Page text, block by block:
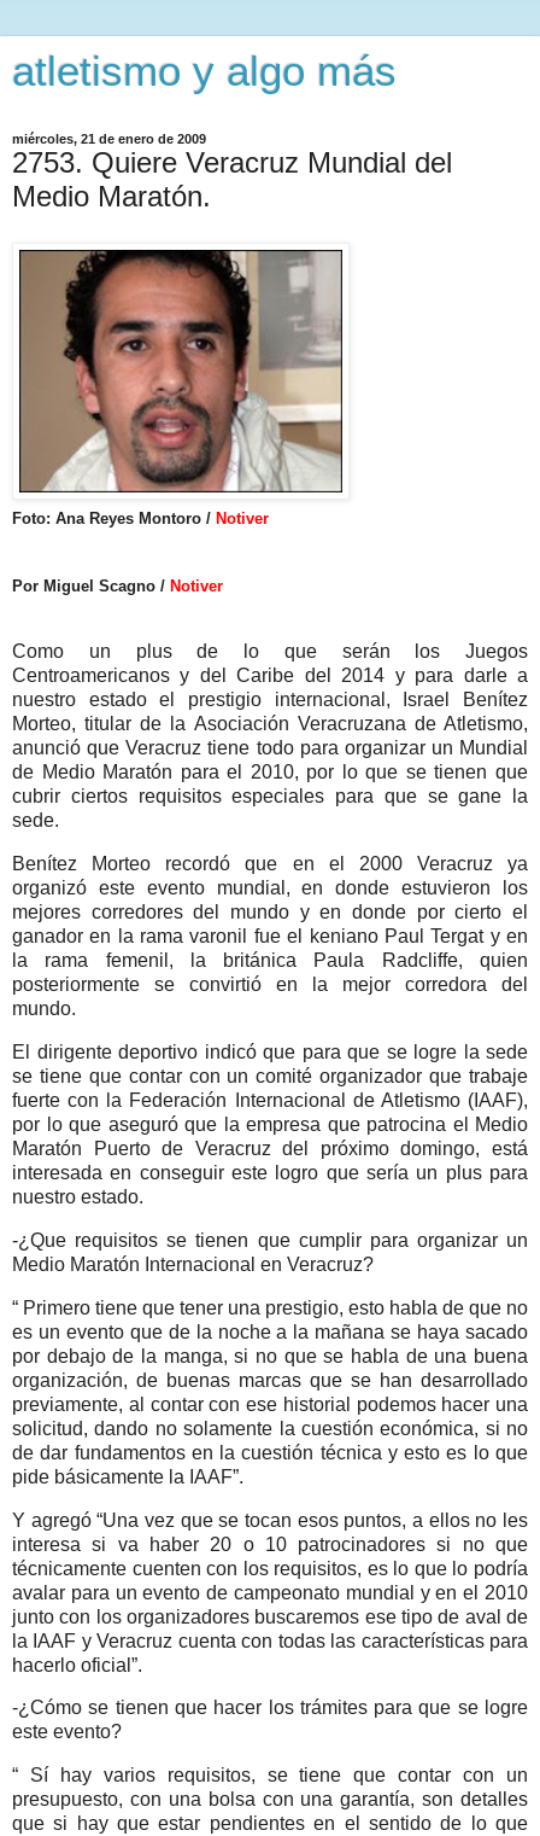
atletismo y algo más
miércoles, 21 de enero de 2009
2753. Quiere Veracruz Mundial del
Medio Maratón.
Foto: Ana Reyes Montoro / Notiver
Por Miguel Scagno / Notiver
Como un plus de lo que serán los Juegos
Centroamericanos y del Caribe del 2014 y para darle a
nuestro estado el prestigio internacional, Israel Benítez
Morteo, titular de la Asociación Veracruzana de Atletismo,
anunció que Veracruz tiene todo para organizar un Mundial
de Medio Maratón para el 2010, por lo que se tienen que
cubrir ciertos requisitos especiales para que se gane la
sede.
Benítez Morteo recordó que en el 2000 Veracruz ya
organizó este evento mundial, en donde estuvieron los
mejores corredores del mundo y en donde por cierto el
ganador en la rama varonil fue el keniano Paul Tergat y en
la rama femenil, la británica Paula Radcliffe, quien
posteriormente se convirtió en la mejor corredora del
mundo.
El dirigente deportivo indicó que para que se logre la sede
se tiene que contar con un comité organizador que trabaje
fuerte con la Federación Internacional de Atletismo (IAAF),
por lo que aseguró que la empresa que patrocina el Medio
Maratón Puerto de Veracruz del próximo domingo, está
interesada en conseguir este logro que sería un plus para
nuestro estado.
-¿Que requisitos se tienen que cumplir para organizar un
Medio Maratón Internacional en Veracruz?
“ Primero tiene que tener una prestigio, esto habla de que no
es un evento que de la noche a la mañana se haya sacado
por debajo de la manga, si no que se habla de una buena
organización, de buenas marcas que se han desarrollado
previamente, al contar con ese historial podemos hacer una
solicitud, dando no solamente la cuestión económica, si no
de dar fundamentos en la cuestión técnica y esto es lo que
pide básicamente la IAAF”.
Y agregó “Una vez que se tocan esos puntos, a ellos no les
interesa si va haber 20 o 10 patrocinadores si no que
técnicamente cuenten con los requisitos, es lo que lo podría
avalar para un evento de campeonato mundial y en el 2010
junto con los organizadores buscaremos ese tipo de aval de
la IAAF y Veracruz cuenta con todas las características para
hacerlo oficial”.
-¿Cómo se tienen que hacer los trámites para que se logre
este evento?
“ Sí hay varios requisitos, se tiene que contar con un
presupuesto, con una bolsa con una garantía, son detalles
que si hay que estar pendientes en el sentido de lo que